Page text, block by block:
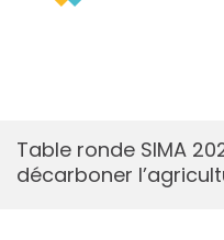
Table ronde SIMA
décarboner